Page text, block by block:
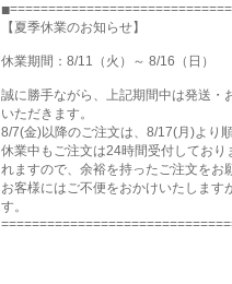
【夏季休業のお知らせ】
休業期間：8/11（火）～ 8/16（日）
誠に勝手ながら、上記期間中は発送・
いただきます。
8/7(金)以降のご注文は、8/17(月)より
休業中もご注文は24時間受付しており
れますので、余裕を持ったご注文をお
お客様にはご不便をおかけいたします
す。